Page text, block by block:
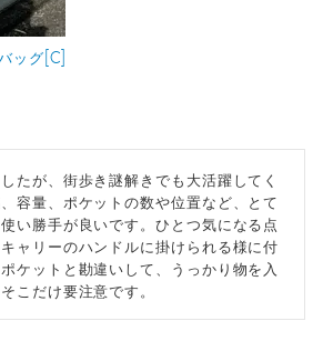
ッグ[C]
たが、街歩き謎解きでも大活躍してく
容量、ポケットの数や位置など、とて
い勝手が良いです。ひとつ気になる点
ャリーのハンドルに掛けられる様に付
ケットと勘違いして、うっかり物を入
こだけ要注意です。